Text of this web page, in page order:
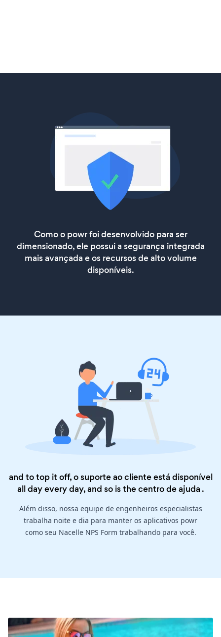
Como o powr foi desenvolvido para ser
dimensionado, ele possui a segurança integrada
mais avançada e os recursos de alto volume
disponíveis.
and to top it off, o suporte ao cliente está disponível
all day every day, and so is thecentro de ajuda .
Além disso, nossa equipe de engenheiros especialistas
trabalha noite e dia para manter os aplicativos powr
como seu Nacelle NPS Form trabalhando para você.